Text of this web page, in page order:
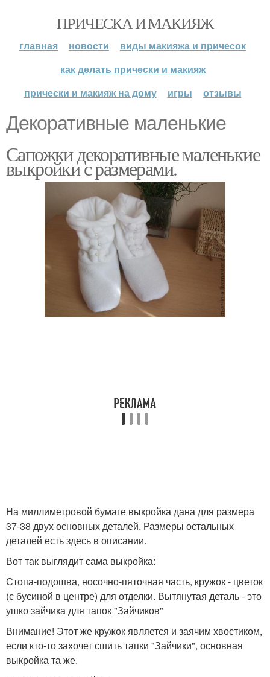
ПРИЧЕСКА И МАКИЯЖ
главная новости
виды макияжа и причесок
как делать прически и макияж
прически и макияж на дому
игры отзывы
Декоративные маленькие
Сапожки декоративные маленькие
выкройки с размерами.
На миллиметровой бумаге выкройка дана для размера
37-38 двух основных деталей. Размеры остальных
деталей есть здесь в описании.
Вот так выглядит сама выкройка:
Стопа-подошва, носочно-пяточная часть, кружок - цветок
(с бусиной в центре) для отделки. Вытянутая деталь - это
ушко зайчика для тапок "Зайчиков"
Внимание! Этот же кружок является и заячим хвостиком,
если кто-то захочет сшить тапки "Зайчики", основная
выкройка та же.